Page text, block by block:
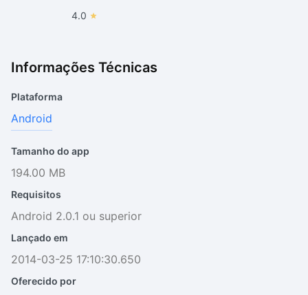
4.0
Informações Técnicas
Plataforma
Android
Tamanho do app
194.00 MB
Requisitos
Android 2.0.1 ou superior
Lançado em
2014-03-25 17:10:30.650
Oferecido por